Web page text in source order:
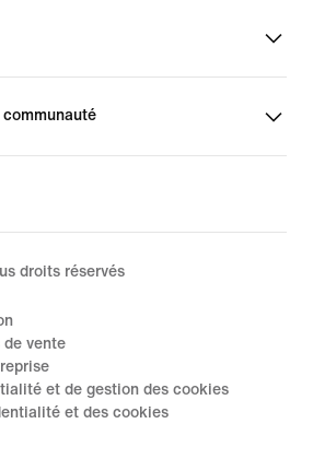
droits réservés
de vente
et de gestion des cookies
et des cookies